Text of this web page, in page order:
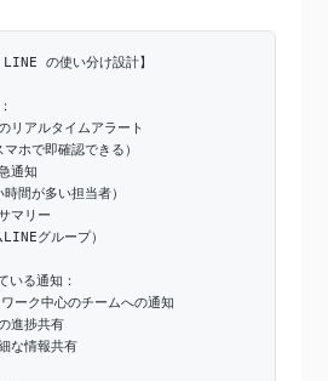
の使い分け設計】
リアルタイムアラート
ホで即確認できる）
通知
間が多い担当者）
マリー
グループ）
る通知：
ーク中心のチームへの通知
進捗共有
な情報共有